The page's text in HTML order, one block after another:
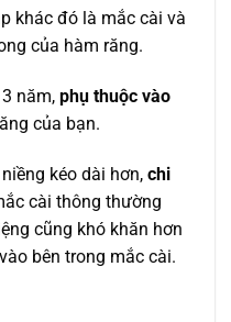
khác đó là mắc cài và
của hàm răng.
năm, phụ thuộc vào
của bạn.
kéo dài hơn, chi
cài thông thường
cũng khó khăn hơn
bên trong mắc cài.